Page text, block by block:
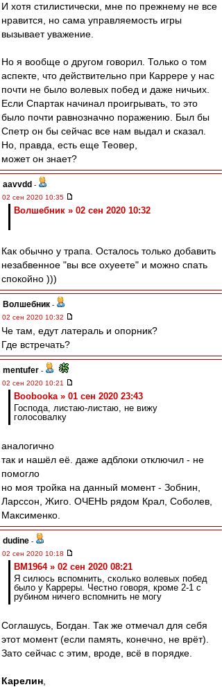
И хотя стилистически, мне по прежнему не все
нравится, но сама управляемость игры
вызывает уважение.
Но я вообще о другом говорил. Только о том
аспекте, что действительно при Каррере у нас
почти не было волевых побед и даже ничьих.
Если Спартак начинал проигрывать, то это
было почти равнозначно поражению. Был бы
Спетр он бы сейчас все нам выдал и сказал.
Но, правда, есть еще Теовер,
может он знает?
aavvdd -
02 сен 2020 10:35
Волшебник » 02 сен 2020 10:32
Как обычно у трапа. Осталось только добавить
незабвенное "вы все охуеете" и можно спать
спокойно )))
Волшебник -
02 сен 2020 10:32
Че там, едут латераль и опорник?
Где встречать?
mentufer -
02 сен 2020 10:21
Boobooka » 01 сен 2020 23:43
Господа, листаю-листаю, не вижу
голосовалку
аналогично
так и нашёл её. даже адблоки отключил - не
помогло
но моя тройка на данный момент - Зобнин,
Ларссон, Жиго. ОЧЕНЬ рядом Крал, Соболев,
Максименко.
dudine -
02 сен 2020 10:18
BM1964 » 02 сен 2020 08:21
Я силюсь вспомнить, сколько волевых побед
было у Карреры. Честно говоря, кроме 2-1 с
рубином ничего вспомнить не могу
Соглашусь, Богдан. Так же отмечал для себя
этот момент (если память, конечно, не врёт).
Зато сейчас с этим, вроде, всё в порядке.
Карелин